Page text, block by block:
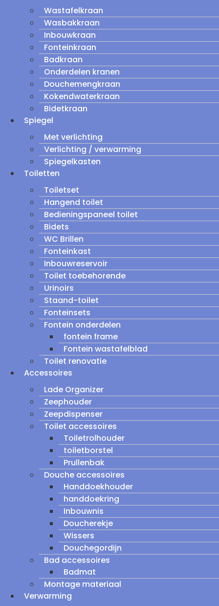
Wastafelkraan
Wasbakkraan
Inbouwkraan
Fonteinkraan
Badkraan
Onderdelen kranen
Douchemengkraan
Kokendwaterkraan
Bidetkraan
Spiegel
Met verlichting
Verlichting / verwarming
Spiegelkasten
Toiletten
Toiletset
Hangend toilet
Bedieningspaneel toilet
Bidets
WC Brillen
Fonteinkast
Inbouwreservoir
Toilet toebehorende
Urinoirs
Staand-toilet
Fonteinsets
Fontein onderdelen
fontein frame
Fontein wastafelblad
Toilet renovatie
Accessoires
Lade Organizer
Zeephouder
Zeepdispenser
Toilet accessoires
Toiletrolhouder
toiletborstel
Prullenbak
Douche accessoires
Handdoekhouder
handdoekring
Inbouwnis
Doucherekje
Wissers
Douchegordijn
Bad accessoires
Badmat
Montage materiaal
Verwarming